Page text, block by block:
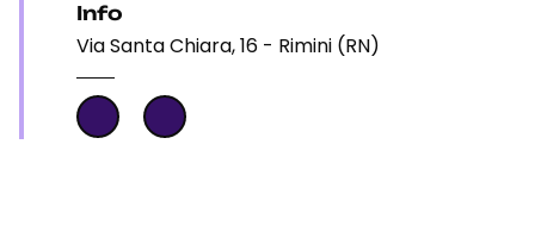
Info
Via Santa Chiara, 16 - Rimini (RN)